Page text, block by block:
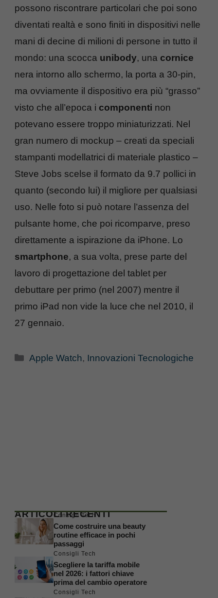
possono riscontrare particolari che poi sono
diventati realtà e sono finiti in dispositivi nelle
mani di decine di milioni di persone in tutto il
mondo: una scocca unibody, una cornice
nera intorno allo schermo, la porta a 30-pin,
ma ovviamente il dispositivo era più “grasso”
visto che all’epoca i componenti non
potevano essere troppo miniaturizzati. Nel
gran numero di mockup – creati da speciali
stampanti modellatrici di materiale plastico –
Steve Jobs scelse il formato da 9.7 pollici in
quanto (secondo lui) il migliore per qualsiasi
uso. Nelle foto si può notare l’assenza del
pulsante home, che poi ricomparve, preso
direttamente a ispirazione da iPhone. Lo
smartphone, a sua volta, prese parte del
lavoro di progettazione del tablet per
debuttare per primo (nel 2007) mentre il
primo iPad non vide la luce che nel 2010, il
27 gennaio.
Categorie
Apple Watch, Innovazioni Tecnologiche
ARTICOLI RECENTI
Consigli Tech
Come costruire una beauty
routine efficace in pochi
passaggi
Consigli Tech
Scegliere la tariffa mobile
nel 2026: i fattori chiave
prima del cambio operatore
Consigli Tech